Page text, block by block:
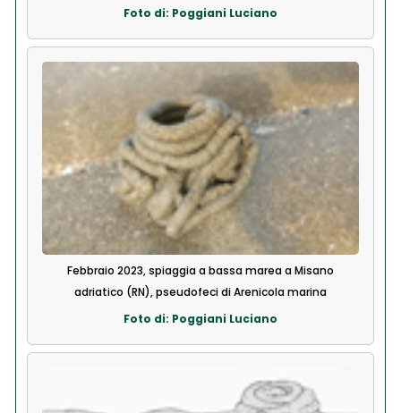
Foto di: Poggiani Luciano
Febbraio 2023, spiaggia a bassa marea a Misano
adriatico (RN), pseudofeci di Arenicola marina
Foto di: Poggiani Luciano